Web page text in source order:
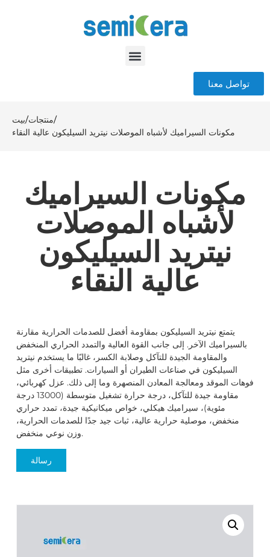
تواصل معنا
بيت/منتجات/
مكونات السيراميك لأشباه الموصلات نيتريد السيليكون عالية النقاء
مكونات السيراميك
لأشباه الموصلات
نيتريد السيليكون
عالية النقاء
يتمتع نيتريد السيليكون بمقاومة أفضل للصدمات الحرارية مقارنة
بالسيراميك الآخر. إلى جانب القوة العالية والتمدد الحراري المنخفض
والمقاومة الجيدة للتآكل وصلابة الكسر، غالبًا ما يستخدم نيتريد
السيليكون في صناعات الطيران أو السيارات. تطبيقات أخرى مثل
فوهات الموقد ومعالجة المعادن المنصهرة وما إلى ذلك. عزل كهربائي،
مقاومة جيدة للتآكل، درجة حرارة تشغيل متوسطة (13000 درجة
مئوية)، سيراميك هيكلي، خواص ميكانيكية جيدة، تمدد حراري
منخفض، موصلية حرارية عالية، ثبات جيد جدًا للصدمات الحرارية،
وزن نوعي منخفض.
رسالة